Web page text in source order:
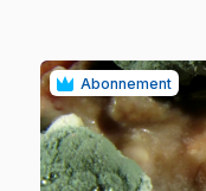
Abonnement